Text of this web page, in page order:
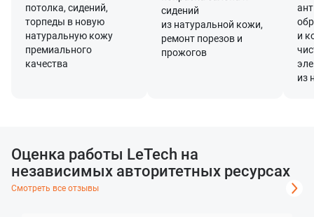
потолка, сидений,
торпеды в новую
натуральную кожу
премиального
качества
сидений
из натуральной кожи,
ремонт порезов и
прожогов
и
из
Оценка работы LeTech на
независимых авторитетных ресурсах
Смотреть все отзывы